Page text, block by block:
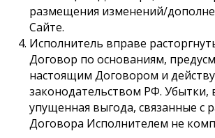
размещения изменений/
Сайте.
Исполнитель вправе
Договор по основаниям,
настоящим Договором и
законодательством РФ. Убытки,
упущенная выгода, связанные с
Договора Исполнителем не